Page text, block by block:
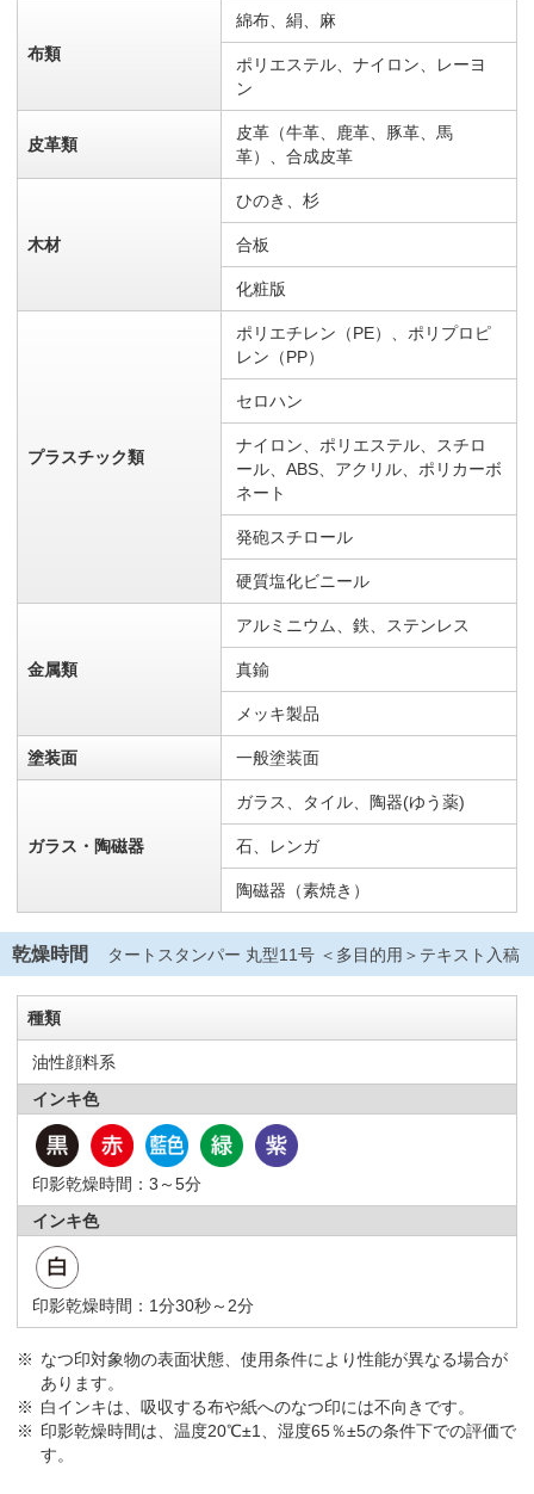
布類
綿布、絹、麻
ポリエステル、ナイロン、レーヨ
ン
皮革類
皮革（牛革、鹿革、豚革、馬
革）、合成皮革
木材
ひのき、杉
合板
化粧版
プラスチック類
ポリエチレン（PE）、ポリプロピ
レン（PP）
セロハン
ナイロン、ポリエステル、スチロ
ール、ABS、アクリル、ポリカーボ
ネート
発砲スチロール
硬質塩化ビニール
金属類
アルミニウム、鉄、ステンレス
真鍮
メッキ製品
塗装面 一般塗装面
ガラス・陶磁器
ガラス、タイル、陶器(ゆう薬)
石、レンガ
陶磁器（素焼き）
乾燥時間 タートスタンパー 丸型11号 ＜多目的用＞テキスト入稿
種類
油性顔料系
インキ色
印影乾燥時間：3～5分
インキ色
印影乾燥時間：1分30秒～2分
なつ印対象物の表面状態、使用条件により性能が異なる場合が
あります。
白インキは、吸収する布や紙へのなつ印には不向きです。
印影乾燥時間は、温度20℃±1、湿度65％±5の条件下での評価で
す。